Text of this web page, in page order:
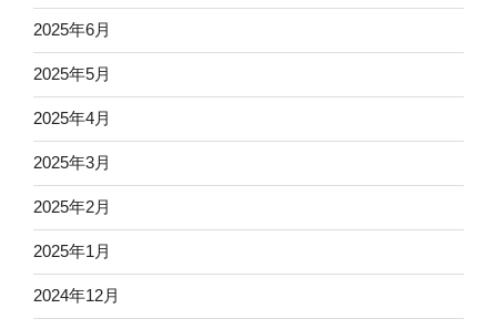
2025年6月
2025年5月
2025年4月
2025年3月
2025年2月
2025年1月
2024年12月